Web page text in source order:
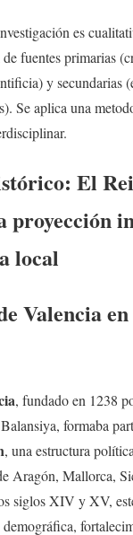
es
fuentes primarias
y secundarias
Se aplica una
El
proyección
local
Valencia
, fundado en 1238
formaba
, una estructura
Aragón, Mallorca,
siglos XIV y XV,
demográfica,